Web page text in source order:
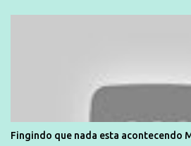
são vítimas de violência, estão em
direitos violados. Leia mais: Anistia
solução do caso Amarildo - Terra Brasil
Fingindo que nada esta acontecendo